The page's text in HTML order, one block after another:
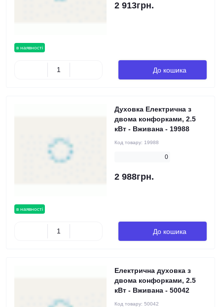
в наявності
2 913грн.
До кошика
в наявності
Духовка Електрична з
двома конфорками, 2.5
кВт - Вживана - 19988
Код товару: 19988
0
2 988грн.
До кошика
Електрична духовка з
двома конфорками, 2.5
кВт - Вживана - 50042
Код товару: 50042